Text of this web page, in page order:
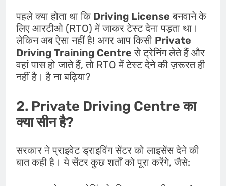
पहले क्या होता था कि Driving License बनवाने के
लिए आरटीओ (RTO) में जाकर टेस्ट देना पड़ता था।
लेकिन अब ऐसा नहीं है! अगर आप किसी Private
Driving Training Centre से ट्रेनिंग लेते हैं और
वहां पास हो जाते हैं, तो RTO में टेस्ट देने की ज़रूरत ही
नहीं है। है ना बढ़िया?
2. Private Driving Centreका
क्या सीन है?
सरकार ने प्राइवेट ड्राइविंग सेंटर को लाइसेंस देने की
बात कही है। ये सेंटर कुछ शर्तों को पूरा करेंगे, जैसे: